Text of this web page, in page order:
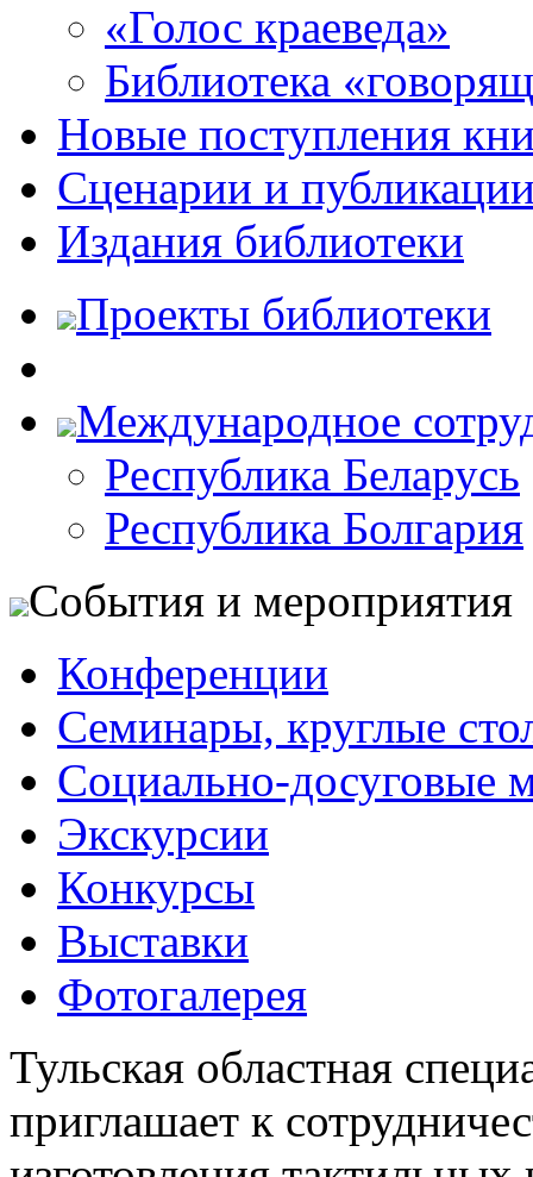
«Голос краеведа»
Библиотека
Новые поступления
Сценарии и
Издания библиотеки
Проекты библиотеки
Международное
Республика Беларусь
Республика Болгария
События и мероприятия
Конференции
Семинары, круглые
Социально-досуговые
Экскурсии
Конкурсы
Выставки
Фотогалерея
Тульская областная
приглашает к